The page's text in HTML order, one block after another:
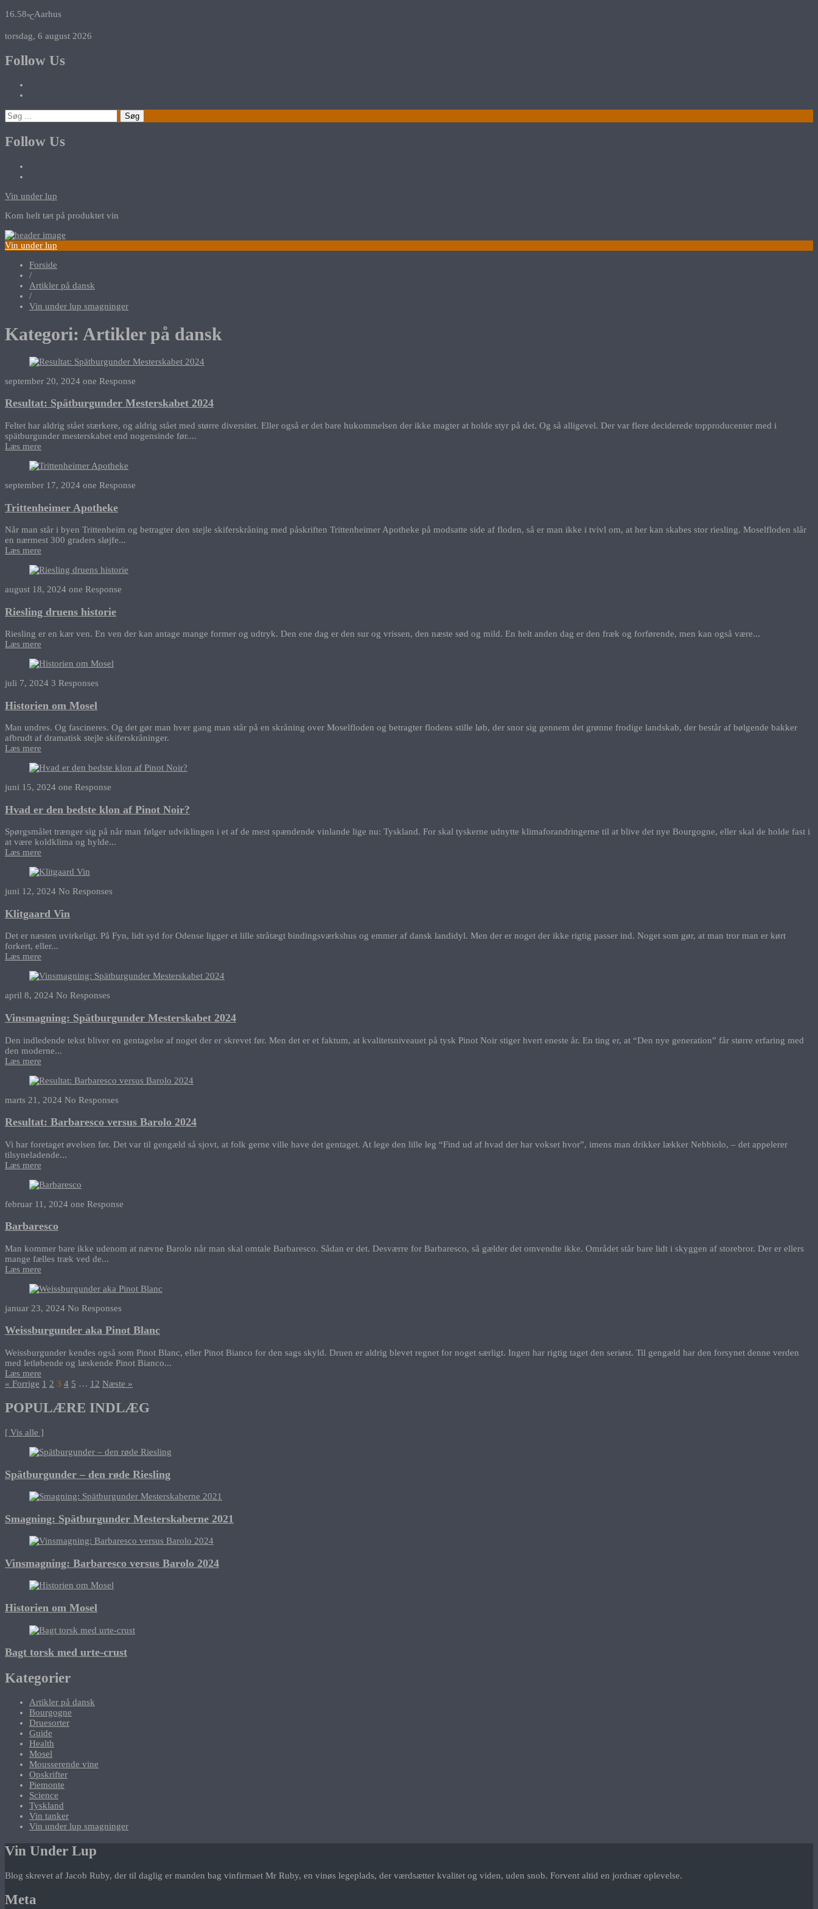
16.58℃Aarhus
torsdag, 6 august 2026
Follow Us
Søg
efter:
Follow Us
Vin under lup
Kom helt tæt på produktet vin
Vin under lup
Forside
/
Artikler på dansk
/
Vin under lup smagninger
Kategori: Artikler på dansk
september 20, 2024 one Response
Resultat: Spätburgunder Mesterskabet 2024
Feltet har aldrig stået stærkere, og aldrig stået med større diversitet. Eller også er det bare hukommelsen der ikke magter at holde styr på det. Og så alligevel. Der var flere deciderede topproducenter med i
spätburgunder mesterskabet end nogensinde før....
Læs mere
september 17, 2024 one Response
Trittenheimer Apotheke
Når man står i byen Trittenheim og betragter den stejle skiferskråning med påskriften Trittenheimer Apotheke på modsatte side af floden, så er man ikke i tvivl om, at her kan skabes stor riesling. Moselfloden slår
en nærmest 300 graders sløjfe...
Læs mere
august 18, 2024 one Response
Riesling druens historie
Riesling er en kær ven. En ven der kan antage mange former og udtryk. Den ene dag er den sur og vrissen, den næste sød og mild. En helt anden dag er den fræk og forførende, men kan også være...
Læs mere
juli 7, 2024 3 Responses
Historien om Mosel
Man undres. Og fascineres. Og det gør man hver gang man står på en skråning over Moselfloden og betragter flodens stille løb, der snor sig gennem det grønne frodige landskab, der består af bølgende bakker
afbrudt af dramatisk stejle skiferskråninger.
Læs mere
juni 15, 2024 one Response
Hvad er den bedste klon af Pinot Noir?
Spørgsmålet trænger sig på når man følger udviklingen i et af de mest spændende vinlande lige nu: Tyskland. For skal tyskerne udnytte klimaforandringerne til at blive det nye Bourgogne, eller skal de holde fast i
at være koldklima og hylde...
Læs mere
juni 12, 2024 No Responses
Klitgaard Vin
Det er næsten uvirkeligt. På Fyn, lidt syd for Odense ligger et lille stråtægt bindingsværkshus og emmer af dansk landidyl. Men der er noget der ikke rigtig passer ind. Noget som gør, at man tror man er kørt
forkert, eller...
Læs mere
april 8, 2024 No Responses
Vinsmagning: Spätburgunder Mesterskabet 2024
Den indledende tekst bliver en gentagelse af noget der er skrevet før. Men det er et faktum, at kvalitetsniveauet på tysk Pinot Noir stiger hvert eneste år. En ting er, at “Den nye generation” får større erfaring med
den moderne...
Læs mere
marts 21, 2024 No Responses
Resultat: Barbaresco versus Barolo 2024
Vi har foretaget øvelsen før. Det var til gengæld så sjovt, at folk gerne ville have det gentaget. At lege den lille leg “Find ud af hvad der har vokset hvor”, imens man drikker lækker Nebbiolo, – det appelerer
tilsyneladende...
Læs mere
februar 11, 2024 one Response
Barbaresco
Man kommer bare ikke udenom at nævne Barolo når man skal omtale Barbaresco. Sådan er det. Desværre for Barbaresco, så gælder det omvendte ikke. Området står bare lidt i skyggen af storebror. Der er ellers
mange fælles træk ved de...
Læs mere
januar 23, 2024 No Responses
Weissburgunder aka Pinot Blanc
Weissburgunder kendes også som Pinot Blanc, eller Pinot Bianco for den sags skyld. Druen er aldrig blevet regnet for noget særligt. Ingen har rigtig taget den seriøst. Til gengæld har den forsynet denne verden
med letløbende og læskende Pinot Bianco...
Læs mere
« Forrige 1 2 3 4 5 … 12 Næste »
POPULÆRE INDLÆG
[ Vis alle ]
Spätburgunder – den røde Riesling
Smagning: Spätburgunder Mesterskaberne 2021
Vinsmagning: Barbaresco versus Barolo 2024
Historien om Mosel
Bagt torsk med urte-crust
Kategorier
Artikler på dansk
Bourgogne
Druesorter
Guide
Health
Mosel
Mousserende vine
Opskrifter
Piemonte
Science
Tyskland
Vin tanker
Vin under lup smagninger
Vin Under Lup
Blog skrevet af Jacob Ruby, der til daglig er manden bag vinfirmaet Mr Ruby, en vinøs legeplads, der værdsætter kvalitet og viden, uden snob. Forvent altid en jordnær oplevelse.
Meta